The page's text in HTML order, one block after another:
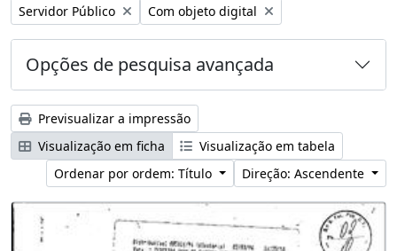
Remover filtro:
Servidor Público Remover filtro:
Com objeto digital
Opções de pesquisa avançada
Previsualizar a impressão
Visualização em ficha
Visualização em tabela
Ordenar por ordem: Título
Direção: Ascendente